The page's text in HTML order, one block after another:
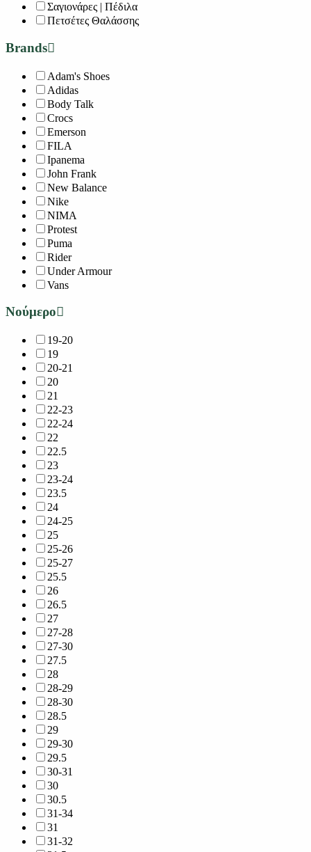
Σαγιονάρες | Πέδιλα
Πετσέτες Θαλάσσης
Brands
Adam's Shoes
Adidas
Body Talk
Crocs
Emerson
FILA
Ipanema
John Frank
New Balance
Nike
NIMA
Protest
Puma
Rider
Under Armour
Vans
Νούμερο
19-20
19
20-21
20
21
22-23
22-24
22
22.5
23
23-24
23.5
24
24-25
25
25-26
25-27
25.5
26
26.5
27
27-28
27-30
27.5
28
28-29
28-30
28.5
29
29-30
29.5
30-31
30
30.5
31-34
31
31-32